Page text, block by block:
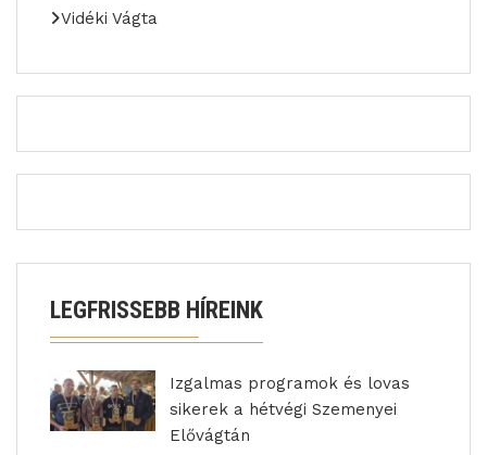
Vidéki Vágta
LEGFRISSEBB HÍREINK
Izgalmas programok és lovas
sikerek a hétvégi Szemenyei
Elővágtán